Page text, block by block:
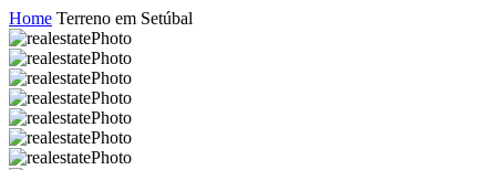
Home Terreno em Setúbal